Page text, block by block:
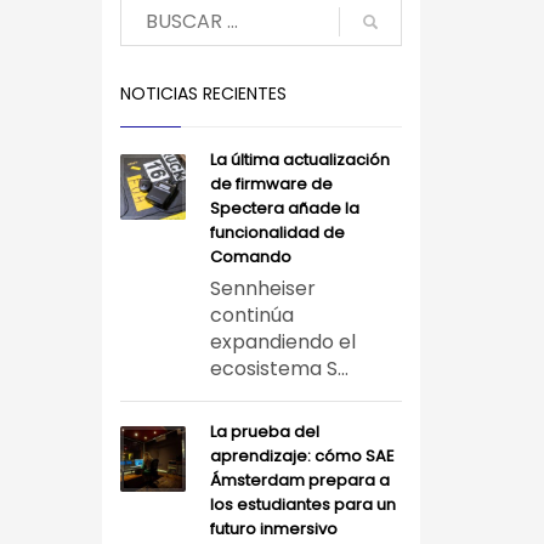
NOTICIAS RECIENTES
La última actualización
de firmware de
Spectera añade la
funcionalidad de
Comando
Sennheiser
continúa
expandiendo el
ecosistema S...
La prueba del
aprendizaje: cómo SAE
Ámsterdam prepara a
los estudiantes para un
futuro inmersivo